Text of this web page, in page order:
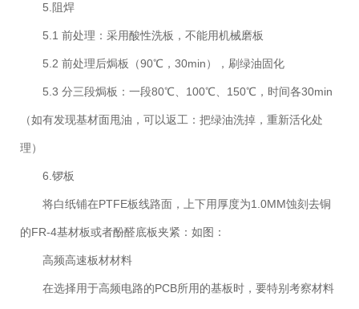
5.阻焊
5.1 前处理：采用酸性洗板，不能用机械磨板
5.2 前处理后焗板（90℃，30min），刷绿油固化
5.3 分三段焗板：一段80℃、100℃、150℃，时间各30min
（如有发现基材面甩油，可以返工：把绿油洗掉，重新活化处
理）
6.锣板
将白纸铺在PTFE板线路面，上下用厚度为1.0MM蚀刻去铜
的FR-4基材板或者酚醛底板夹紧：如图：
高频高速板材材料
在选择用于高频电路的PCB所用的基板时，要特别考察材料